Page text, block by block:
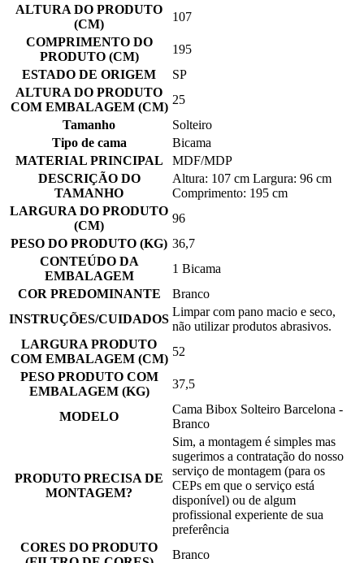
ALTURA DO PRODUTO
(CM)
107
COMPRIMENTO DO
PRODUTO (CM)
195
ESTADO DE ORIGEM
SP
ALTURA DO PRODUTO
COM EMBALAGEM (CM)
25
Tamanho
Solteiro
Tipo de cama
Bicama
MATERIAL PRINCIPAL
MDF/MDP
DESCRIÇÃO DO
TAMANHO
Altura: 107 cm Largura: 96 cm
Comprimento: 195 cm
LARGURA DO PRODUTO
(CM)
96
PESO DO PRODUTO (KG) 36,7
CONTEÚDO DA
EMBALAGEM
1 Bicama
COR PREDOMINANTE
Branco
INSTRUÇÕES/CUIDADOS
Limpar com pano macio e seco,
não utilizar produtos abrasivos.
LARGURA PRODUTO
COM EMBALAGEM (CM)
52
PESO PRODUTO COM
EMBALAGEM (KG)
37,5
MODELO
Cama Bibox Solteiro Barcelona -
Branco
PRODUTO PRECISA DE
MONTAGEM?
Sim, a montagem é simples mas
sugerimos a contratação do nosso
serviço de montagem (para os
CEPs em que o serviço está
disponível) ou de algum
profissional experiente de sua
preferência
CORES DO PRODUTO
Branco